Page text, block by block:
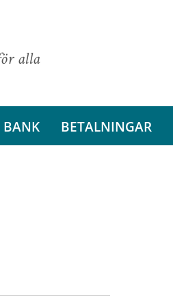
alla
BANK BETALNINGAR